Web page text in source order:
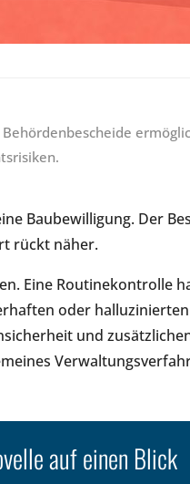
Baubewilligung. Der
rückt näher.
Eine Routinekontrolle
oder
und
auf einen Blick